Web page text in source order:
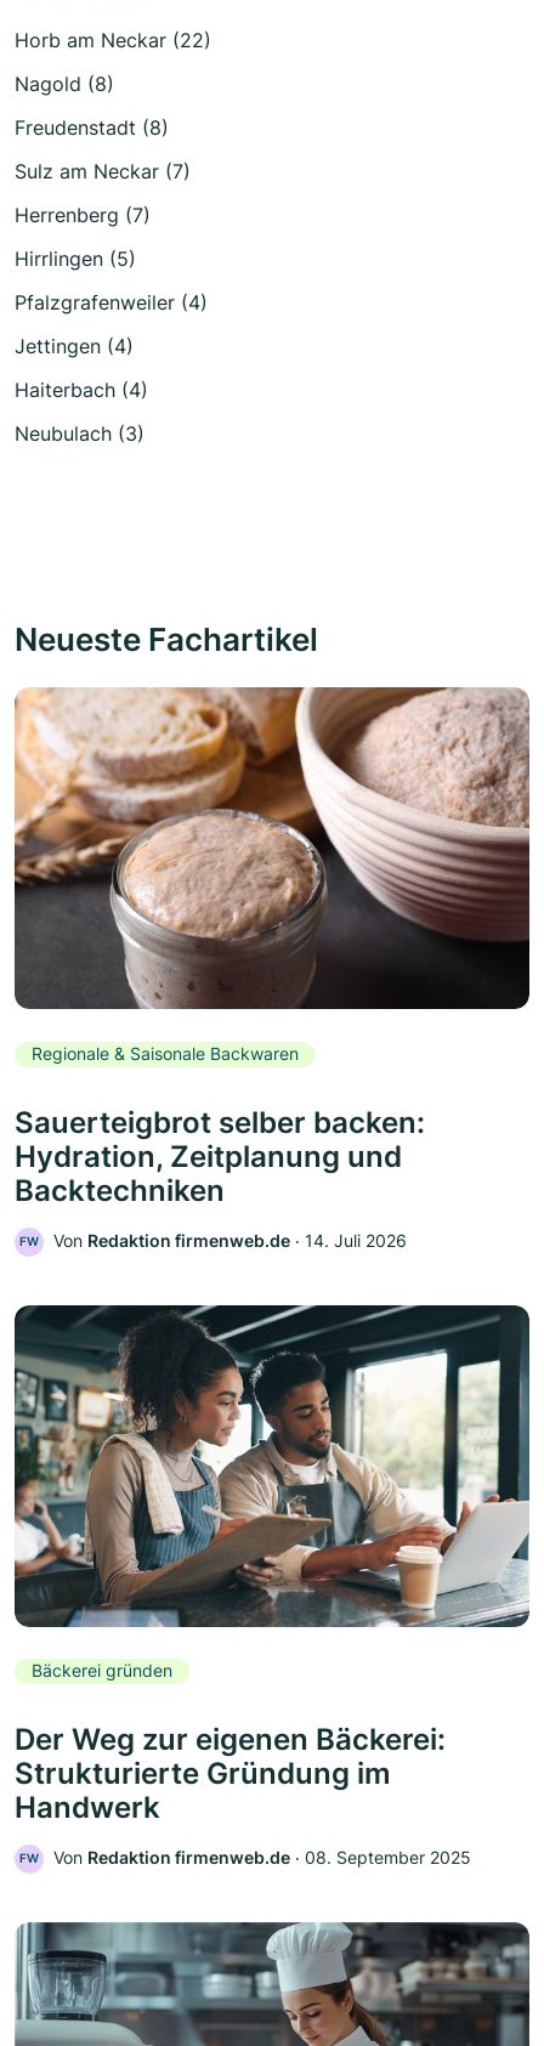
Horb am Neckar (22)
Nagold (8)
Freudenstadt (8)
Sulz am Neckar (7)
Herrenberg (7)
Hirrlingen (5)
Pfalzgrafenweiler (4)
Jettingen (4)
Haiterbach (4)
Neubulach (3)
Neueste Fachartikel
Regionale & Saisonale Backwaren
Sauerteigbrot selber backen:
Hydration, Zeitplanung und
Backtechniken
FW Von Redaktion firmenweb.de ‧ 14. Juli 2026
Bäckerei gründen
Der Weg zur eigenen Bäckerei:
Strukturierte Gründung im
Handwerk
FW Von Redaktion firmenweb.de ‧ 08. September 2025